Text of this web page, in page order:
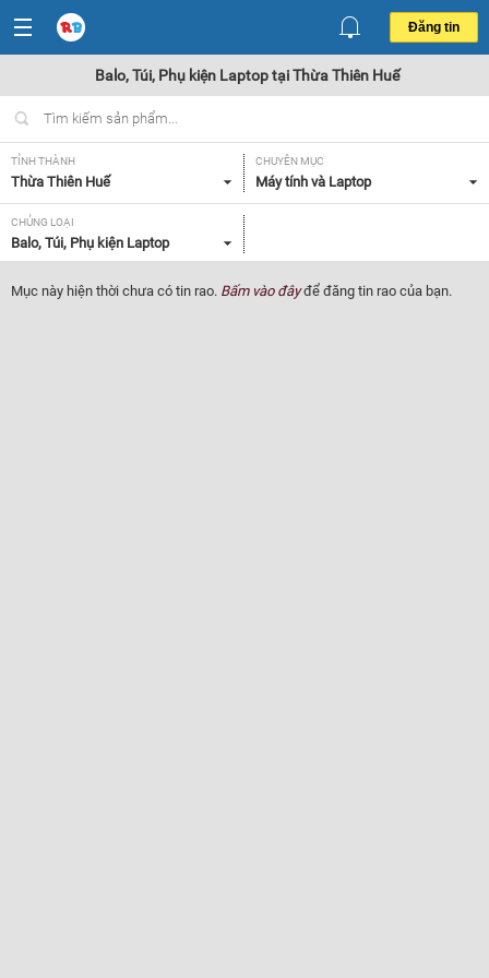
Đăng tin
Balo, Túi, Phụ kiện Laptop tại Thừa Thiên Huế
TỈNH THÀNH
Thừa Thiên Huế
CHUYÊN MỤC
Máy tính và Laptop
CHỦNG LOẠI
Balo, Túi, Phụ kiện Laptop
Mục này hiện thời chưa có tin rao. Bấm vào đâyđể đăng tin rao của bạn.